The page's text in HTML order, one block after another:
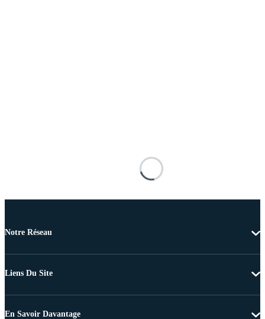
Notre Réseau
Liens Du Site
En Savoir Davantage